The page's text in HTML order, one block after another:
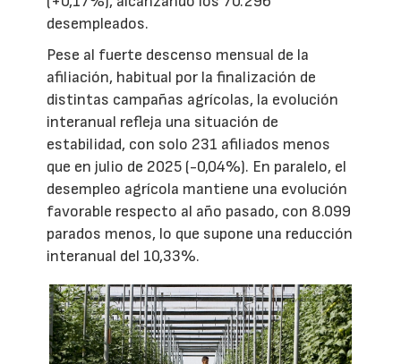
desempleados.
Pese al fuerte descenso mensual de la
afiliación, habitual por la finalización de
distintas campañas agrícolas, la evolución
interanual refleja una situación de
estabilidad, con solo 231 afiliados menos
que en julio de 2025 (-0,04%). En paralelo, el
desempleo agrícola mantiene una evolución
favorable respecto al año pasado, con 8.099
parados menos, lo que supone una reducción
interanual del 10,33%.